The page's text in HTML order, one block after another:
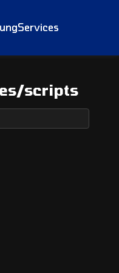
Services
scripts